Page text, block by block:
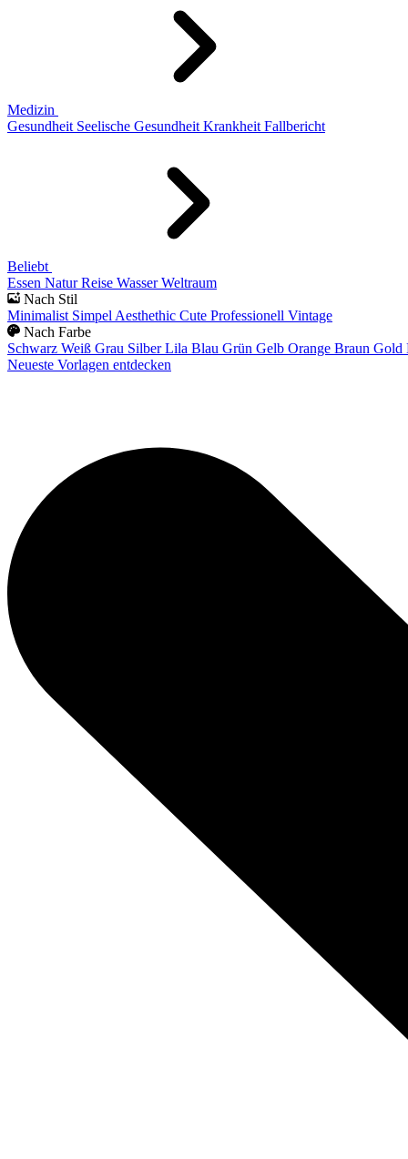
Medizin
Gesundheit Seelische Gesundheit Krankheit Fallbericht
Beliebt
Essen Natur Reise Wasser Weltraum
Nach Stil
Minimalist Simpel Aesthethic Cute Professionell Vintage
Nach Farbe
Schwarz Weiß Grau Silber Lila Blau Grün Gelb Orange Braun Gold
Neueste Vorlagen entdecken